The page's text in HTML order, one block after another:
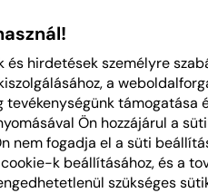
11:00-15:00
11:00-15:00
11:00-15:00
11:00-15:00
hirdetések személyre
a
tevékenységünk támogatása
Ön hozzájárul a
nem fogadja el a süti
k beállításához, és a
szükséges